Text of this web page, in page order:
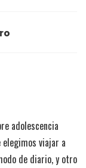
adolescencia
elegimos viajar a
de diario, y otro